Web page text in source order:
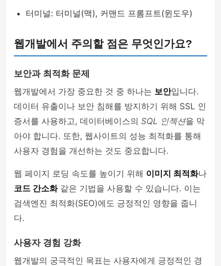
터미널: 터미널(맥), 커맨드 프롬프트(윈도우)
웹개발에서 주의할 점은 무엇인가요?
보안과 최적화 문제
웹개발에서 가장 중요한 것 중 하나는 보안입니다.
데이터 유출이나 보안 침해를 방지하기 위해 SSL 인
증서를 사용하고, 데이터베이스의 SQL 인젝션을 막
아야 합니다. 또한, 웹사이트의 성능 최적화를 통해
사용자 경험을 개선하는 것도 중요합니다.
웹 페이지 로딩 속도를 높이기 위해 이미지 최적화나
코드 간소화같은 기법을 사용할 수 있습니다. 이는
검색엔진 최적화(SEO)에도 긍정적인 영향을 줍니
다.
사용자 경험 강화
웹개발의 궁극적인 목표는 사용자에게 긍정적인 경